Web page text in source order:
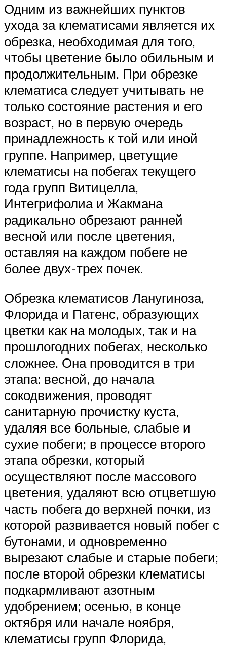
Одним из важнейших пунктов
ухода за клематисами является их
обрезка, необходимая для того,
чтобы цветение было обильным и
продолжительным. При обрезке
клематиса следует учитывать не
только состояние растения и его
возраст, но в первую очередь
принадлежность к той или иной
группе. Например, цветущие
клематисы на побегах текущего
года групп Витицелла,
Интегрифолиа и Жакмана
радикально обрезают ранней
весной или после цветения,
оставляя на каждом побеге не
более двух-трех почек.
Обрезка клематисов Ланугиноза,
Флорида и Патенс, образующих
цветки как на молодых, так и на
прошлогодних побегах, несколько
сложнее. Она проводится в три
этапа: весной, до начала
сокодвижения, проводят
санитарную прочистку куста,
удаляя все больные, слабые и
сухие побеги; в процессе второго
этапа обрезки, который
осуществляют после массового
цветения, удаляют всю отцветшую
часть побега до верхней почки, из
которой развивается новый побег с
бутонами, и одновременно
вырезают слабые и старые побеги;
после второй обрезки клематисы
подкармливают азотным
удобрением; осенью, в конце
октября или начале ноября,
клематисы групп Флорида,